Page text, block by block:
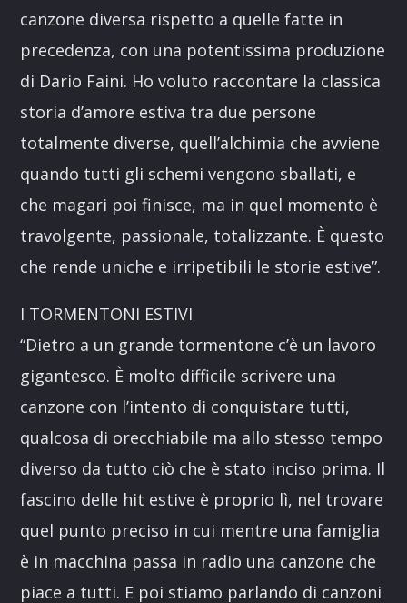
canzone diversa rispetto a quelle fatte in
precedenza, con una potentissima produzione
di Dario Faini. Ho voluto raccontare la classica
storia d’amore estiva tra due persone
totalmente diverse, quell’alchimia che avviene
quando tutti gli schemi vengono sballati, e
che magari poi finisce, ma in quel momento è
travolgente, passionale, totalizzante. È questo
che rende uniche e irripetibili le storie estive”.
I TORMENTONI ESTIVI
“Dietro a un grande tormentone c’è un lavoro
gigantesco. È molto difficile scrivere una
canzone con l’intento di conquistare tutti,
qualcosa di orecchiabile ma allo stesso tempo
diverso da tutto ciò che è stato inciso prima. Il
fascino delle hit estive è proprio lì, nel trovare
quel punto preciso in cui mentre una famiglia
è in macchina passa in radio una canzone che
piace a tutti. E poi stiamo parlando di canzoni